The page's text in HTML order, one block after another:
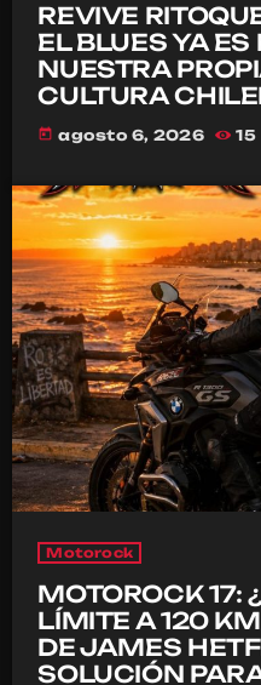
REVIVE
EL BLUES YA ES
NUESTRA
CULTURA
today agosto 6, 2026 15
Motorock
MOTOROCK 17:
LÍMITE A 120
DE JAMES
SOLUCIÓN